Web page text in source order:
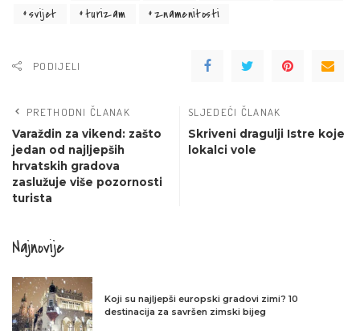
svijet
turizam znamenitosti
PODIJELI
PRETHODNI ČLANAK
Varaždin za vikend: zašto
jedan od najljepših
hrvatskih gradova
zaslužuje više pozornosti
turista
SLJEDEĆI ČLANAK
Skriveni dragulji Istre koje
lokalci vole
Najnovije
Koji su najljepši europski gradovi zimi? 10
destinacija za savršen zimski bijeg